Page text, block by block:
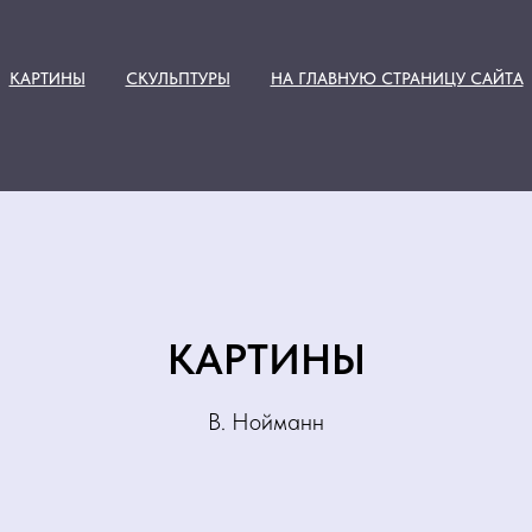
КАРТИНЫ СКУЛЬПТУРЫ НА ГЛАВНУЮ СТРАНИЦУ САЙТА
КАРТИНЫ
В. Нойманн